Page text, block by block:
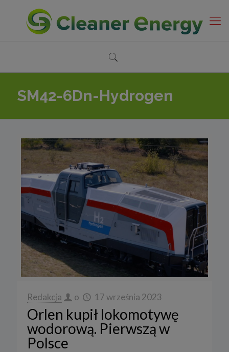
SM42-6Dn-Hydrogen
Redakcja o 17 września 2023
Orlen kupił lokomotywę
wodorową. Pierwszą w
Polsce